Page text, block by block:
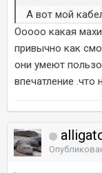
А вот мой
Ооооо какая
привычно как
они умеют
впечатление .что